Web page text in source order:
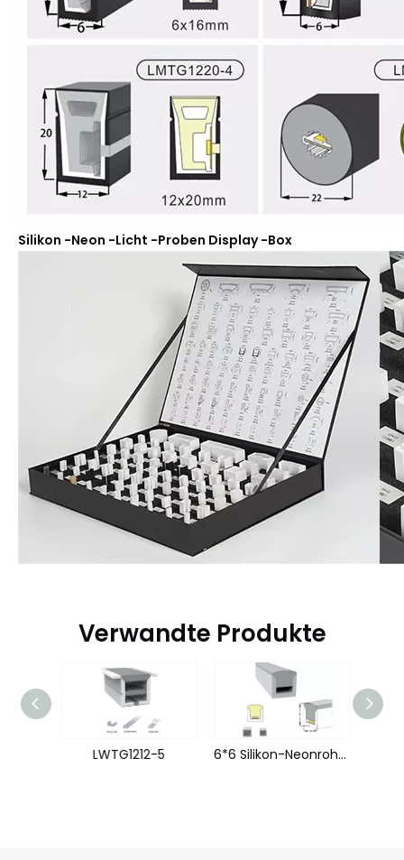
Silikon -Neon -Licht -Proben Display -Box
Verwandte Produkte
LWTG1212-5 6*6 Silikon-Neonrohr Flex Streifen LWTG0606-1